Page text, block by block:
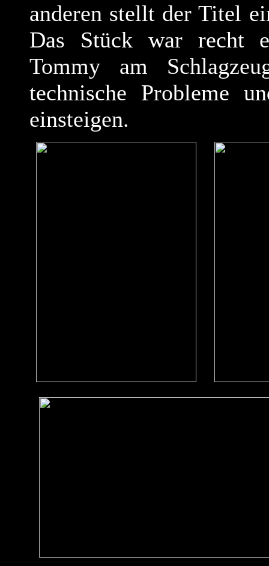
anderen stellt der Titel
Das Stück war recht
Tommy am
technische Probleme
einsteigen.